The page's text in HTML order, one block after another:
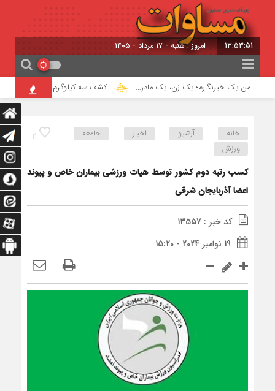
13:53:51 امروز : شنبه - ۱۷ مرداد - ۱۴۰۵
من یک خبرنگارم؛ یک زن، یک مادر… کشف سه کیلوگرم هروئین در اسکو
2 خانه آرشیو اخبار
جامعه
ورزش
کسب رتبه دوم کشور توسط هیات ورزشی بیماران خاص و پیوند
اعضا آذربایجان شرقی
کد خبر : 13557
19 نوامبر 2024 - 15:20